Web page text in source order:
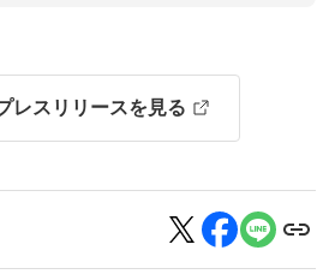
レスリリースを見る